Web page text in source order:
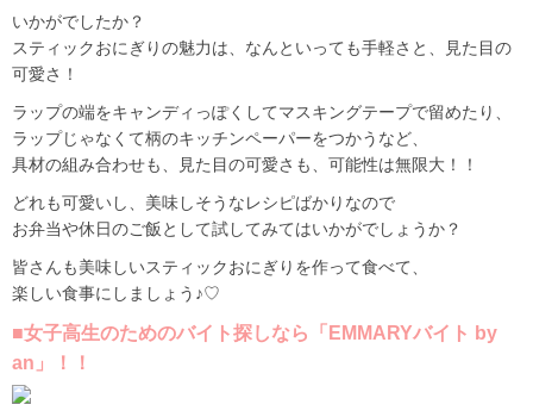
いかがでしたか？
スティックおにぎりの魅力は、なんといっても手軽さと、見た目の
可愛さ！
ラップの端をキャンディっぽくしてマスキングテープで留めたり、
ラップじゃなくて柄のキッチンペーパーをつかうなど、
具材の組み合わせも、見た目の可愛さも、可能性は無限大！！
どれも可愛いし、美味しそうなレシピばかりなので
お弁当や休日のご飯として試してみてはいかがでしょうか？
皆さんも美味しいスティックおにぎりを作って食べて、
楽しい食事にしましょう♪♡
■女子高生のためのバイト探しなら「EMMARYバイト by
an」！！